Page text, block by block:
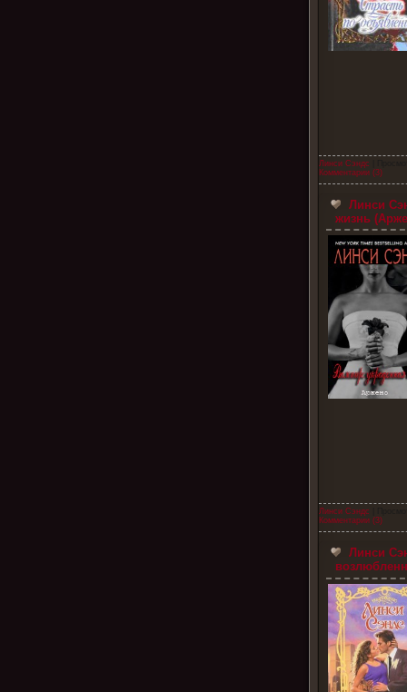
Линси Сэндс
Комментарии (3)
Линси
жизнь
Линси Сэндс
Комментарии (3)
Линси